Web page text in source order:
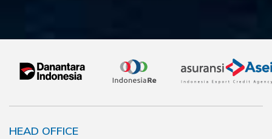
HEAD OFFICE